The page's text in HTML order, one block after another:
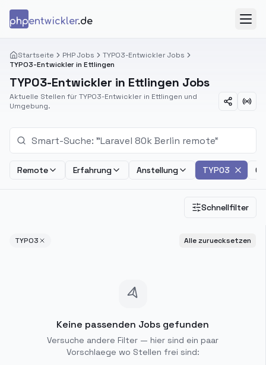
phpentwickler.de
Startseite PHP Jobs
TYPO3-Entwickler Jobs
TYPO3-Entwickler in Ettlingen
TYPO3-Entwickler in Ettlingen Jobs
Aktuelle Stellen für TYPO3-Entwickler in Ettlingen und
Umgebung.
Remote Erfahrung Anstellung TYPO3
Schnellfilter
TYPO3 Alle zuruecksetzen
Keine passenden Jobs gefunden
Versuche andere Filter — hier sind ein paar
Vorschlaege wo Stellen frei sind: